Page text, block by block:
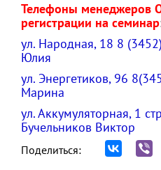
Телефоны менеджеров
регистрации на семинар
ул. Народная, 18 8
Юлия
ул. Энергетиков, 96
Марина
ул. Аккумуляторная, 1
Бучельников Виктор
Поделиться: